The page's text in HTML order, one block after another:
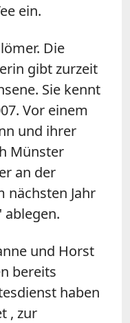
ein.
Die
gibt zurzeit
Sie kennt
Vor einem
und ihrer
Münster
an der
nächsten Jahr
ablegen.
und Horst
bereits
haben
, zur